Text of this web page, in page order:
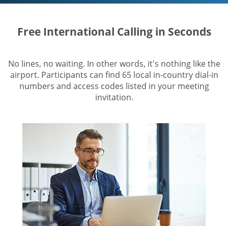
Free International Calling in Seconds
No lines, no waiting. In other words, it's nothing like the
airport. Participants can find 65 local in-country dial-in
numbers and access codes listed in your meeting
invitation.